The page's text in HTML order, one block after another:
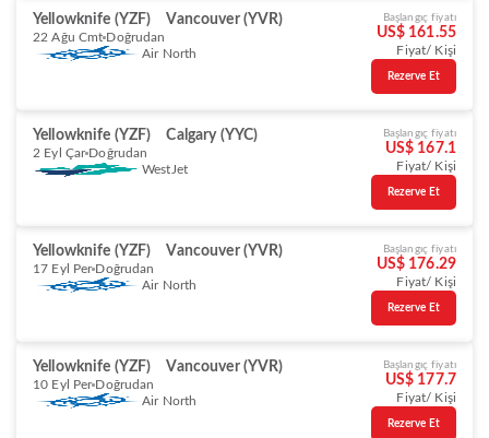
Yellowknife (YZF) Vancouver (YVR)
22 Ağu Cmt Doğrudan
Air North
Başlangıç fiyatı
US$ 161.55
Fiyat/ Kişi
Rezerve Et
Yellowknife (YZF) Calgary (YYC)
2 Eyl Çar Doğrudan
WestJet
Başlangıç fiyatı
US$ 167.1
Fiyat/ Kişi
Rezerve Et
Yellowknife (YZF) Vancouver (YVR)
17 Eyl Per Doğrudan
Air North
Başlangıç fiyatı
US$ 176.29
Fiyat/ Kişi
Rezerve Et
Yellowknife (YZF) Vancouver (YVR)
10 Eyl Per Doğrudan
Air North
Başlangıç fiyatı
US$ 177.7
Fiyat/ Kişi
Rezerve Et